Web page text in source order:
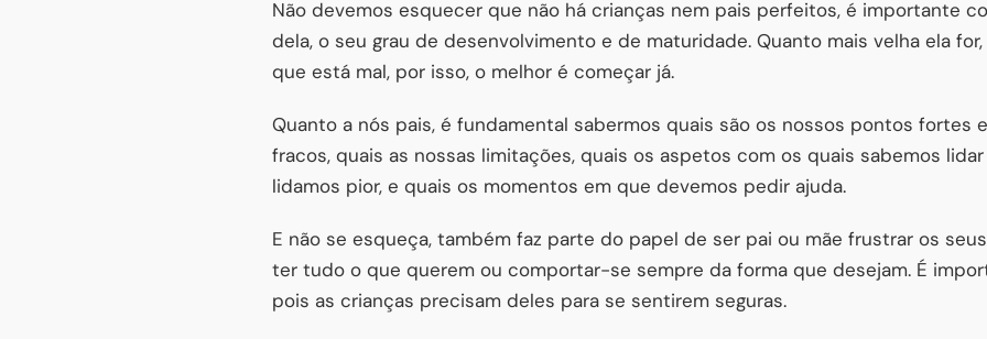
Não devemos esquecer que não há crianças nem pais perfeitos, é importante
dela, o seu grau de desenvolvimento e de maturidade. Quanto mais velha ela
que está mal, por isso, o melhor é começar já.
Quanto a nós pais, é fundamental sabermos quais são os nossos pontos fortes
fracos, quais as nossas limitações, quais os aspetos com os quais sabemos
lidamos pior, e quais os momentos em que devemos pedir ajuda.
E não se esqueça, também faz parte do papel de ser pai ou mãe frustrar os
ter tudo o que querem ou comportar-se sempre da forma que desejam. É
pois as crianças precisam deles para se sentirem seguras.